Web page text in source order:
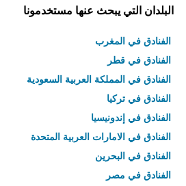
البلدان التي يبحث عنها مستخدمونا
الفنادق في المغرب
الفنادق في قطر
الفنادق في المملكة العربية السعودية
الفنادق في تركيا
الفنادق في إندونيسيا
الفنادق في الامارات العربية المتحدة
الفنادق في البحرين
الفنادق في مصر